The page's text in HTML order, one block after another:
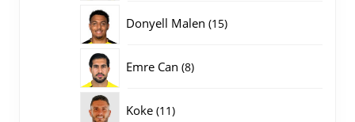
Donyell Malen 1515
Emre Can 88
Koke 1111